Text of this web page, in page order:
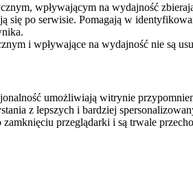
wpływającym na wydajność
się po serwisie. Pomagają w
i wpływające na wydajność nie są
umożliwiają witrynie
z lepszych i bardziej
zamknięciu przeglądarki i są trwale